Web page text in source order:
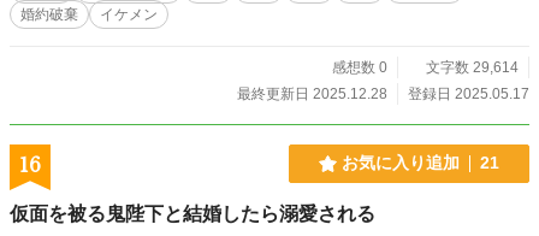
婚約破棄 イケメン
感想数 0
文字数 29,614
最終更新日 2025.12.28
登録日 2025.05.17
16 お気に入り追加 21
仮面を被る鬼陛下と結婚したら溺愛される